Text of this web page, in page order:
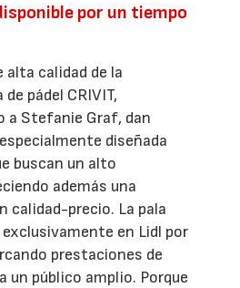
por un tiempo
alta calidad de la
pádel CRIVIT,
a Stefanie Graf, dan
diseñada
buscan un alto
además una
calidad-precio. La pala
en Lidl por
prestaciones de
un público amplio. Porque